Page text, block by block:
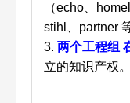
（echo、
stihl、partner
3. 两个工程组
立的知识产权。